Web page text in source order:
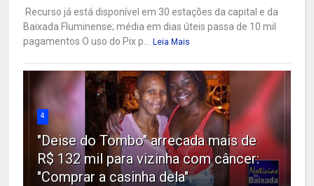
Recurso já está disponível em 30 estações da capital e da
Baixada Fluminense; média em dias úteis passa de 10 mil
pagamentos O uso do Pix p...
Leia Mais
4
"Deise do Tombo" arrecada mais de
R$ 132 mil para vizinha com câncer:
"Comprar a casinha dela"